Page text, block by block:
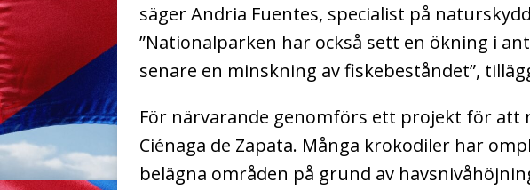
säger Andria Fuentes, specialist på
”Nationalparken har också sett en ökning i
senare en minskning av fiskebeståndet”,
För närvarande genomförs ett projekt för att
Ciénaga de Zapata. Många krokodiler har
belägna områden på grund av